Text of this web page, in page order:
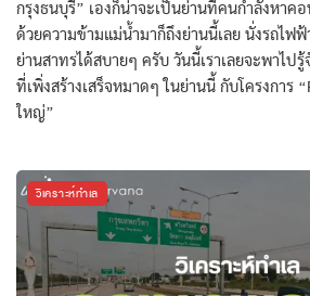
กรุงธนบุรี” เองก็น่าจะเป็นย่านที่คนกำลังหาค
ด้วยความข้ามแม่น้ำมาก็ถึงย่านนี้เลย นั่งรถไฟฟ้
ย่านสาทรได้สบายๆ ครับ วันนี้เราเลยจะพาไป
ที่เพิ่งสร้างเสร็จหมาดๆ ในย่านนี้ กับโครงการ
ใหญ่”
วิเคราะห์ทำเล